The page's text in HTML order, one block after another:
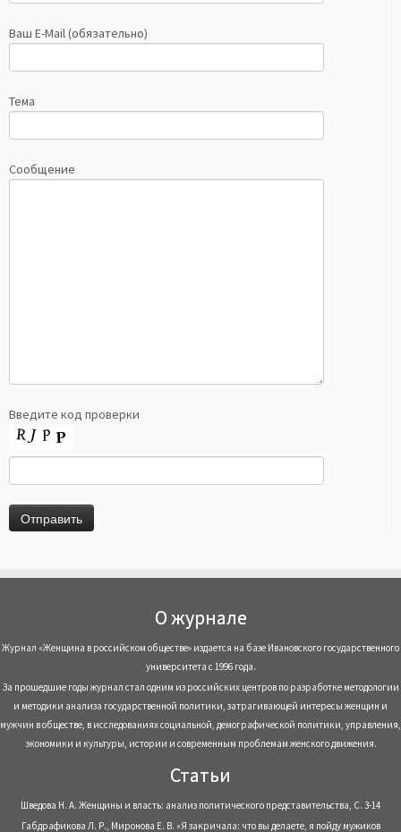
Ваш E-Mail (обязательно)
Тема
Сообщение
Введите код проверки
О журнале
Журнал «Женщина в российском обществе» издается на базе Ивановского государственного
университета с 1996 года.
За прошедшие годы журнал стал одним из российских центров по разработке методологии
и методики анализа государственной политики, затрагивающей интересы женщин и
мужчин в обществе, в исследованиях социальной, демографической политики, управления,
экономики и культуры, истории и современным проблемам женского движения.
Статьи
Шведова Н. А. Женщины и власть: анализ политического представительства, С. 3-14
Габдрафикова Л. Р., Миронова Е. В. «Я закричала: что вы делаете, я пойду мужиков